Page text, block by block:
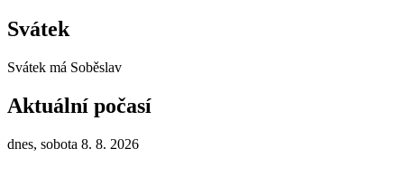
Svátek
Svátek má Soběslav
Aktuální počasí
dnes, sobota 8. 8. 2026